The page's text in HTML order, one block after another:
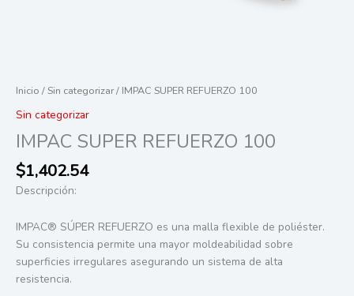
Inicio /Sin categorizar/ IMPAC SUPER REFUERZO 100
Sin categorizar
IMPAC SUPER REFUERZO 100
$1,402.54
Descripción:
IMPAC® SÚPER REFUERZO es una malla flexible de poliéster.
Su consistencia permite una mayor moldeabilidad sobre
superficies irregulares asegurando un sistema de alta
resistencia.